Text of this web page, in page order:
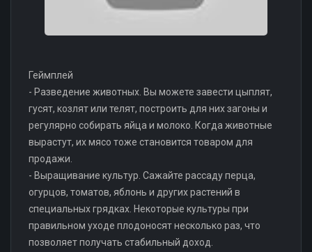
Геймплей
- Разведение животных. Вы можете завести цыплят,
гусят, козлят или телят, построить для них загоны и
регулярно собирать яйца и молоко. Когда животные
вырастут, их мясо тоже становится товаром для
продажи.
- Выращивание культур. Сажайте рассаду перца,
огурцов, томатов, яблонь и других растений в
специальных грядках. Некоторые культуры при
правильном уходе плодоносят несколько раз, что
позволяет получать стабильный доход.